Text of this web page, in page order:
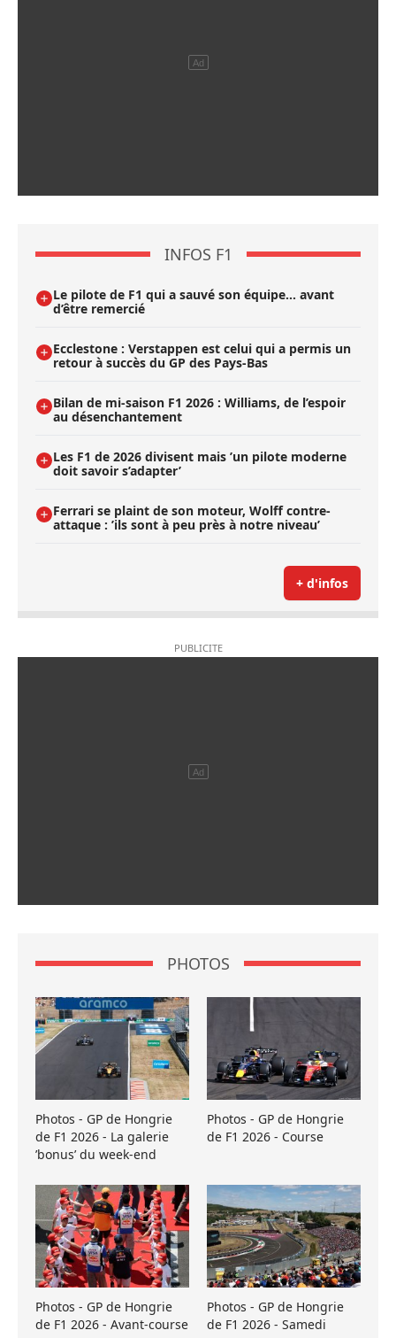
INFOS F1
Le pilote de F1 qui a sauvé son équipe… avant
d’être remercié
Ecclestone : Verstappen est celui qui a permis un
retour à succès du GP des Pays-Bas
Bilan de mi-saison F1 2026 : Williams, de l’espoir
au désenchantement
Les F1 de 2026 divisent mais ’un pilote moderne
doit savoir s’adapter’
Ferrari se plaint de son moteur, Wolff contre-
attaque : ’ils sont à peu près à notre niveau’
+ d'infos
PHOTOS
Photos - GP de Hongrie
de F1 2026 - La galerie
’bonus’ du week-end
Photos - GP de Hongrie
de F1 2026 - Course
Photos - GP de Hongrie
de F1 2026 - Avant-course
Photos - GP de Hongrie
de F1 2026 - Samedi